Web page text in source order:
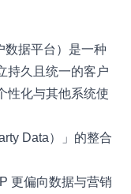
数据平台）是一种
持久且统一的客户
性化与其他系统使
Data）」的整合
更偏向数据与营销